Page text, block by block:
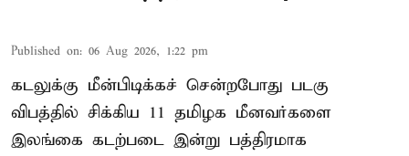
Published on: 06 Aug 2026, 1:22 pm
கடலுக்கு மீன்பிடிக்கச் சென்றபோது படகு
விபத்தில் சிக்கிய 11 தமிழக மீனவர்களை
இலங்கை கடற்படை இன்று பத்திரமாக